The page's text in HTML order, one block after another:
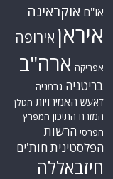
או"ם אוקראינה
איראן אירופה
אפריקה ארה"ב
בריטניה גרמניה
דאעש האמירויות הגולן
המזרח התיכון המפרץ
הפרסי הרשות
הפלסטיניתחות'ים
חיזבאללה